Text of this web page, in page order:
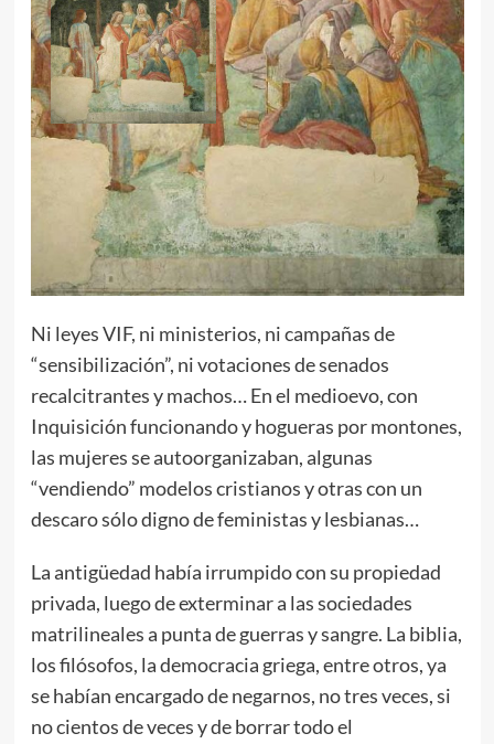
Ni leyes VIF, ni ministerios, ni campañas de
“sensibilización”, ni votaciones de senados
recalcitrantes y machos… En el medioevo, con
Inquisición funcionando y hogueras por montones,
las mujeres se autoorganizaban, algunas
“vendiendo” modelos cristianos y otras con un
descaro sólo digno de feministas y lesbianas…
La antigüedad había irrumpido con su propiedad
privada, luego de exterminar a las sociedades
matrilineales a punta de guerras y sangre. La biblia,
los filósofos, la democracia griega, entre otros, ya
se habían encargado de negarnos, no tres veces, si
no cientos de veces y de borrar todo el